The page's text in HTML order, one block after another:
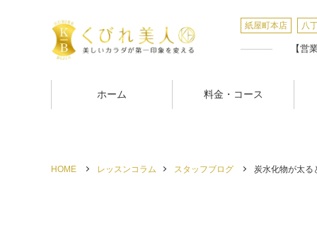
紙屋町本店 八
【営
ホーム 料金・コース
HOME レッスンコラム スタッフブログ 炭水化物が太る